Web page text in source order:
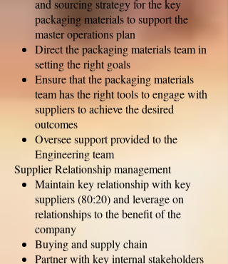
and sourcing strategy for the key
packaging materials to support the
master operations plan
Direct the packaging materials team in
setting the right goals
Ensure that the packaging materials
team has the right tools to engage with
suppliers to achieve the desired
outcomes
Oversee support provided to the
Engineering team
Supplier Relationship management
Maintain key relationship with key
suppliers (80:20) and leverage on
relationships to the benefit of the
company
Buying and supply chain
Partner with key internal stakeholders